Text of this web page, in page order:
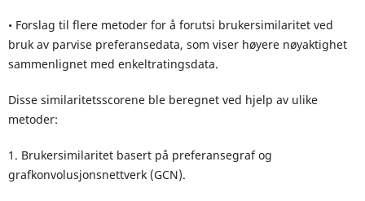
• Forslag til flere metoder for å forutsi brukersimilaritet ved
bruk av parvise preferansedata, som viser høyere nøyaktighet
sammenlignet med enkeltratingsdata.
Disse similaritetsscorene ble beregnet ved hjelp av ulike
metoder:
1. Brukersimilaritet basert på preferansegraf og
grafkonvolusjonsnettverk (GCN).